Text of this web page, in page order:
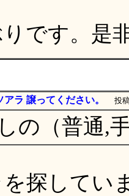
です。是
ラ 譲ってください。 投
の（普通,
探してい